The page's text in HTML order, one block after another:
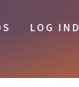
LOG IND
01:04
streger